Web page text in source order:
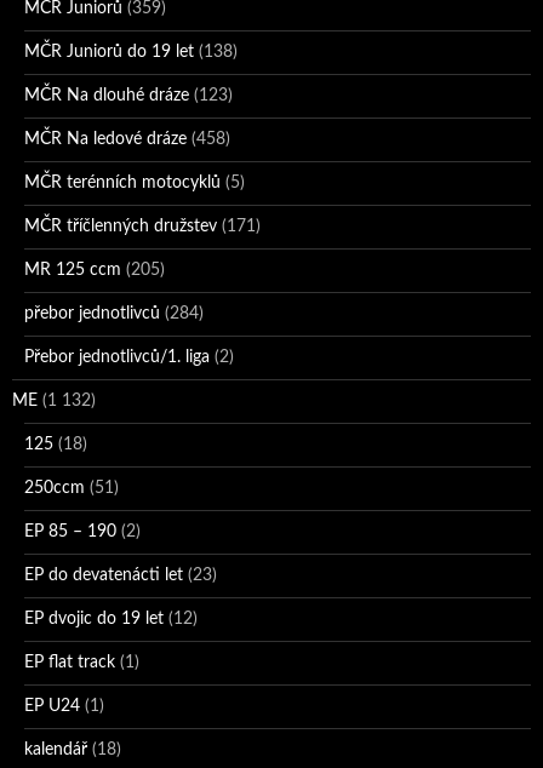
MČR Juniorů (359)
MČR Juniorů do 19 let (138)
MČR Na dlouhé dráze (123)
MČR Na ledové dráze (458)
MČR terénních motocyklů (5)
MČR tříčlenných družstev (171)
MR 125 ccm (205)
přebor jednotlivců (284)
Přebor jednotlivců/1. liga (2)
ME (1 132)
125 (18)
250ccm (51)
EP 85 – 190 (2)
EP do devatenácti let (23)
EP dvojic do 19 let (12)
EP flat track (1)
EP U24 (1)
kalendář (18)